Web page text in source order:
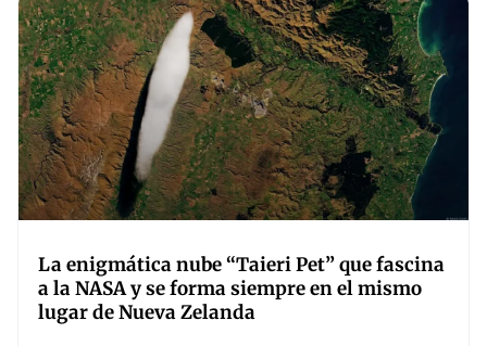
La enigmática nube “Taieri Pet” que fascina
a la NASA y se forma siempre en el mismo
lugar de Nueva Zelanda